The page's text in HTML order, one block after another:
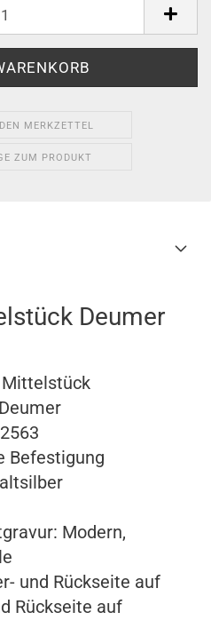
MERKZETTEL
ZUM PRODUKT
Deumer
Befestigung
Modern,
und Rückseite auf
Rückseite auf